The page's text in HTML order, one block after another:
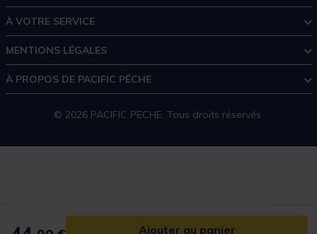
Ajouter au panier
À VOTRE SERVICE
MENTIONS LÉGALES
À PROPOS DE PACIFIC PÊCHE
© 2026 PACIFIC PECHE. Tous droits réservés.